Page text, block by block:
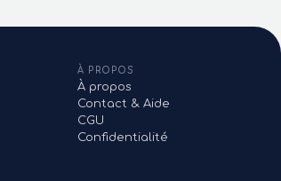
À PROPOS
À propos
Contact & Aide
CGU
Confidentialité